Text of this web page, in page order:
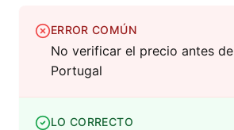
ERROR COMÚN
No verificar el precio antes
Portugal
LO CORRECTO